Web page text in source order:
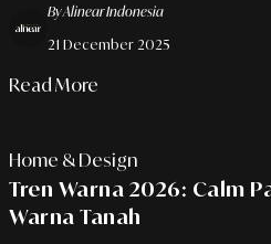
Satu Hal Yang Benar-Benar Penting.
Hidup Untuk Mencari Kualitas,
By Alinear Indonesia
21 December 2025
Read More
Home & Design
Tren Warna 2026: Calm
Warna Tanah